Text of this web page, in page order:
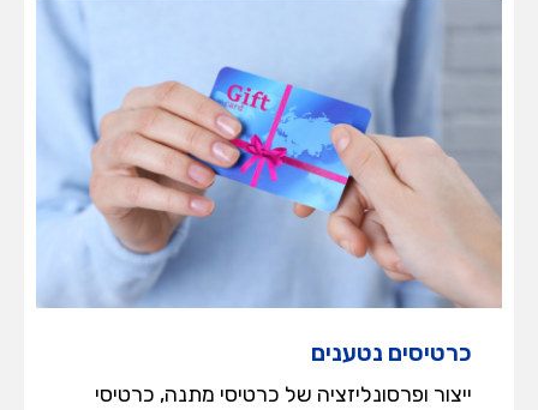
כרטיסים נטענים
ייצור ופרסונליזציה של כרטיסי מתנה, כרטיסי